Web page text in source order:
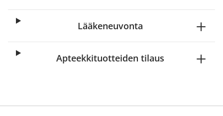
Lääkeneuvonta
Apteekkituotteiden tilaus